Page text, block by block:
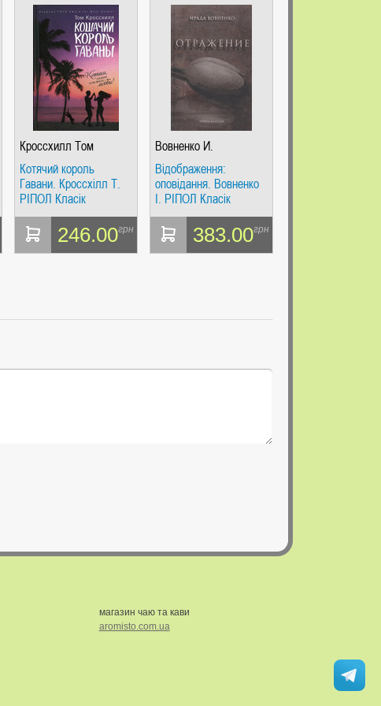
Кроссхилл Том
Котячий король
Гавани. Кроссхілл Т.
РІПОЛ Класік
246.00грн
Вовненко И.
Відображення:
оповідання. Вовненко
І. РІПОЛ Класік
383.00грн
магазин чаю та кави
aromisto.com.ua